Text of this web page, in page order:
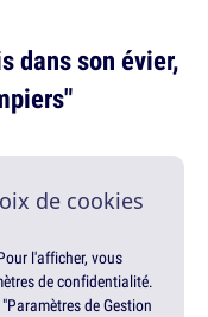
dans son évier,
de cookies
l'afficher, vous
de confidentialité.
de Gestion